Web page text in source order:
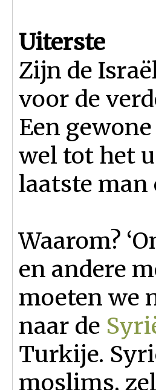
Uiterste
Zijn de
voor de
Een
wel tot het
laatste man
Waarom?
en andere
moeten we
naar de
Turkije.
moslims,